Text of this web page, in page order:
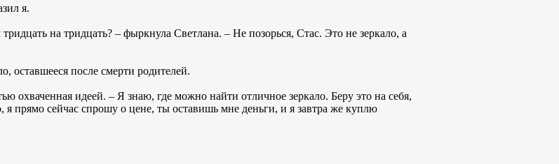
я.
на тридцать? – фыркнула Светлана. – Не позорься, Стас. Это не зеркало, а
оставшееся после смерти родителей.
охваченная идеей. – Я знаю, где можно найти отличное зеркало. Беру это на себя,
я прямо сейчас спрошу о цене, ты оставишь мне деньги, и я завтра же куплю